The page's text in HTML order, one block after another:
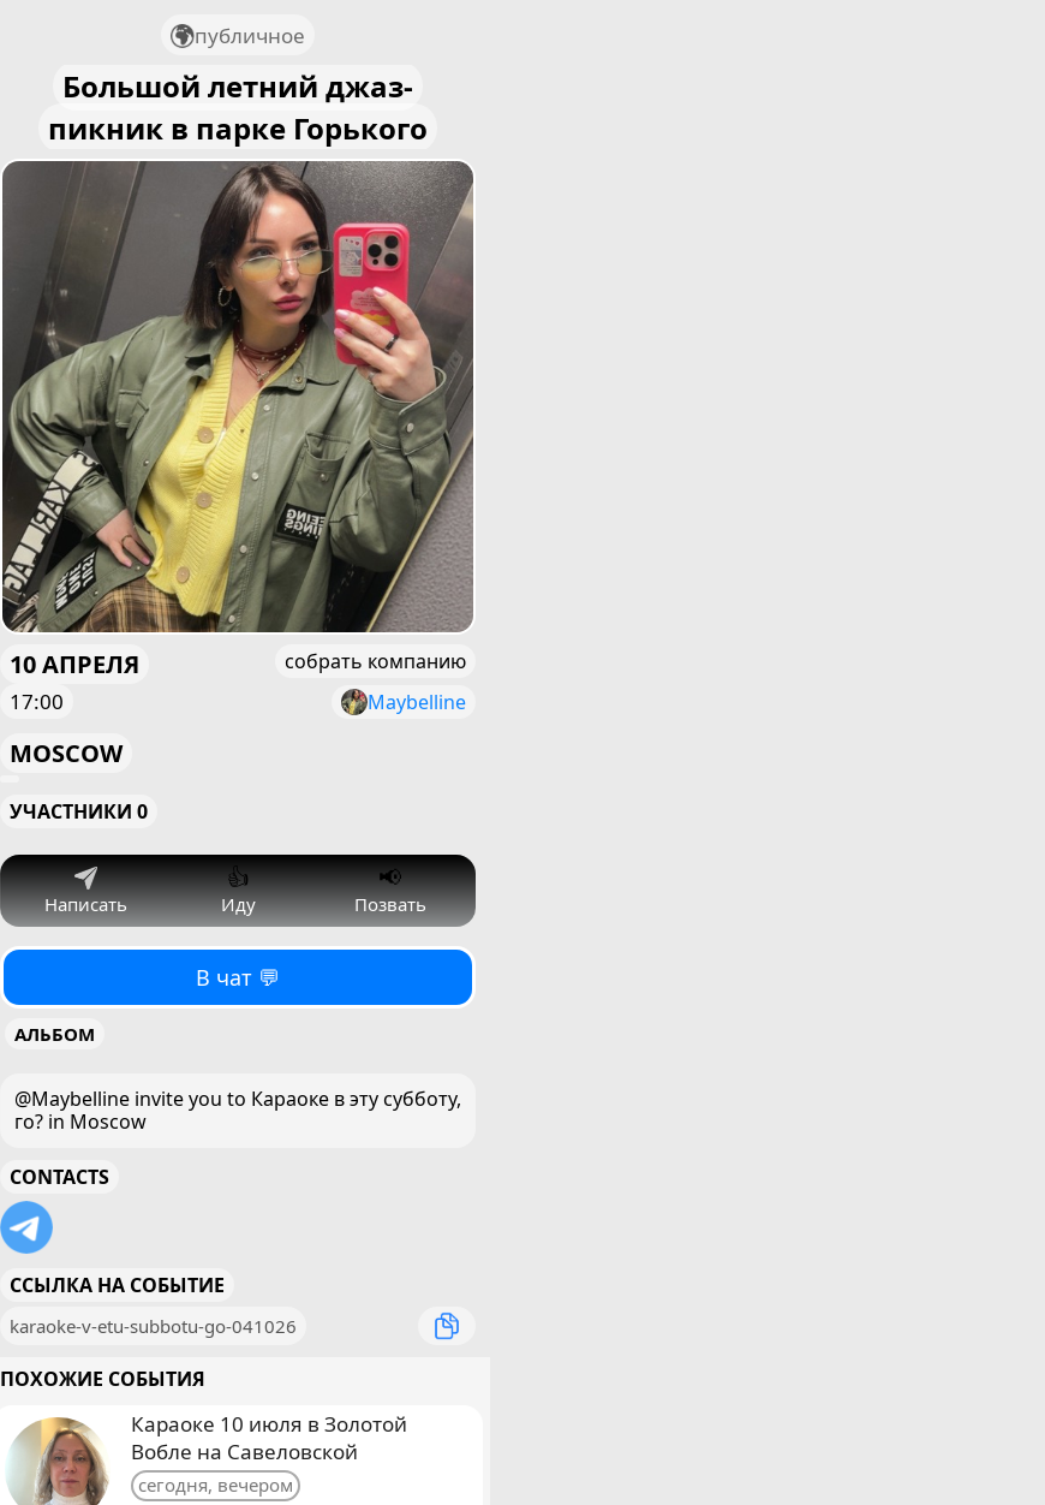
публичное
Большой летний джаз-
пикник в парке Горького
10 АПРЕЛЯ
17:00
собрать компанию
Maybelline
MOSCOW
УЧАСТНИКИ 0
Написать
👍
Иду
📢
Позвать
В чат 💬
АЛЬБОМ
@Maybelline invite you to Караоке в эту субботу,
го? in Moscow
CONTACTS
ССЫЛКА НА СОБЫТИЕ
karaoke-v-etu-subbotu-go-041026
ПОХОЖИЕ СОБЫТИЯ
Караоке 10 июля в Золотой
Вобле на Савеловской
сегодня, вечером